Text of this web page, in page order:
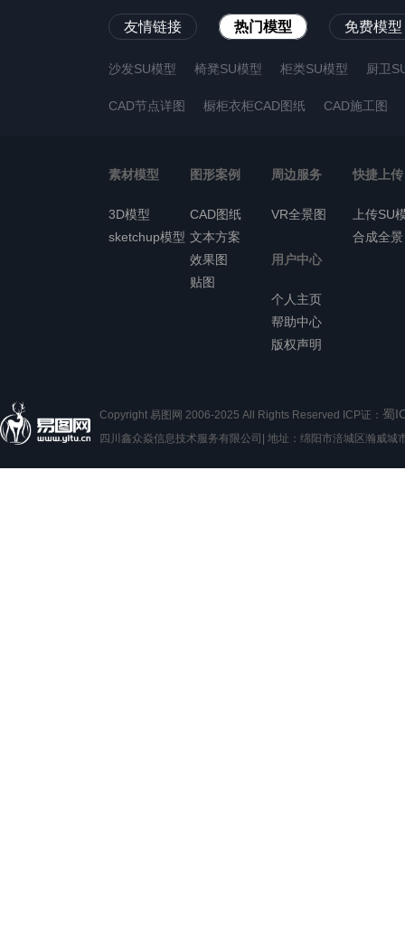
友情链接 热门模型 免费模型
沙发SU模型 椅凳SU模型 柜类SU模型 厨卫
CAD节点详图 橱柜衣柜CAD图纸 CAD施工图
素材模型
3D模型
sketchup模型
图形案例
CAD图纸
文本方案
效果图
贴图
周边服务
VR全景图
快捷上传
上传SU
合成全景
用户中心
个人主页
帮助中心
版权声明
Copyright 易图网 2006-2025 All Rights Reserved ICP证： 蜀
四川鑫众焱信息技术服务有限公司| 地址：绵阳市涪城区瀚威城